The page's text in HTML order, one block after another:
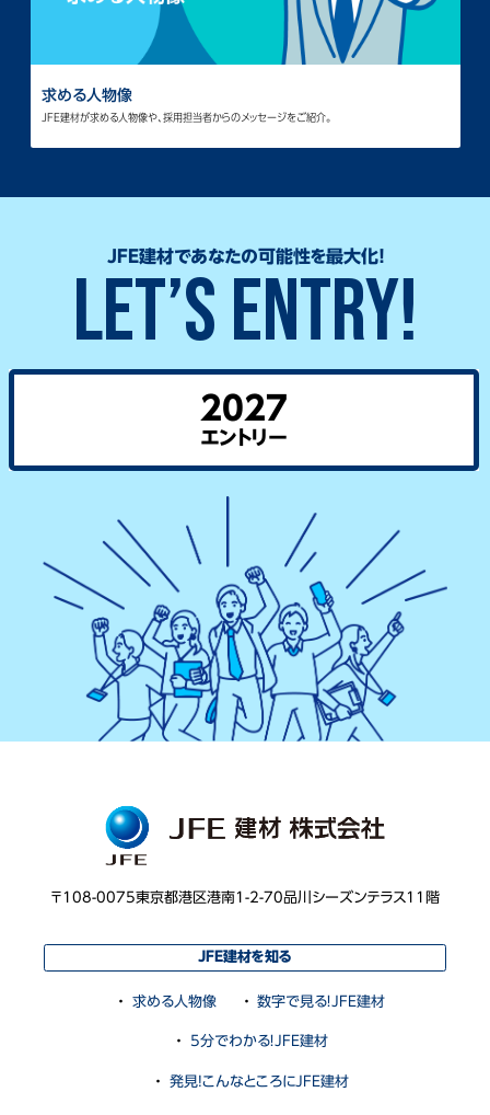
求める人物像
JFE建材が求める人物像や、採用担当者からのメッセージをご紹介。
JFE建材であなたの可能性を最大化！
LET’S ENTRY!
2027
エントリー
〒108-0075東京都港区港南1-2-70品川シーズンテラス11階
JFE建材を知る
求める人物像 数字で見る！JFE建材
5分でわかる！JFE建材
発見!こんなところにJFE建材